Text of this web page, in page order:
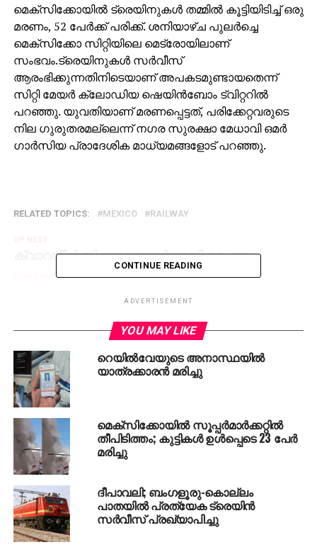
മെക്‌സിക്കോയില്‍ ട്രെയിനുകള്‍ തമ്മില്‍ കൂട്ടിയിടിച്ച്‌ ഒരു
മരണം, 52 പേര്‍ക്ക് പരിക്ക്. ശനിയാഴ്ച പുലര്‍ച്ചെ
മെക്സിക്കോ സിറ്റിയിലെ മെട്രോയിലാണ്
സംഭവം.ട്രെയിനുകള്‍ സര്‍വീസ്
ആരംഭിക്കുന്നതിനിടെയാണ് അപകടമുണ്ടായതെന്ന്
സിറ്റി മേയര്‍ ക്ലോഡിയ ഷെയിന്‍ബോം ട്വിറ്ററില്‍
പറഞ്ഞു. യുവതിയാണ് മരണപ്പെട്ടത്, പരിക്കേറ്റവരുടെ
നില ഗുരുതരമല്ലെന്ന് നഗര സുരക്ഷാ മേധാവി ഒമര്‍
ഗാര്‍സിയ പ്രാദേശിക മാധ്യമങ്ങളോട് പറഞ്ഞു.
RELATED TOPICS: MEXICO RAILWAY
ക്വാറന്റീന്‍ നിബന്ധന ഒഴിവാക്കി ചൈന
DON'T MISS
CONTINUE READING
ADVERTISEMENT
YOU MAY LIKE
റെയില്‍വേയുടെ അനാസ്ഥയില്‍
യാത്രക്കാരന്‍ മരിച്ചു
മെക്‌സിക്കോയില്‍ സൂപ്പര്‍മാര്‍ക്കറ്റില്‍
തീപിടിത്തം; കുട്ടികള്‍ ഉള്‍പ്പെടെ 23 പേര്‍
മരിച്ചു
ദീപാവലി; ബംഗളൂരു-കൊല്ലം
പാതയില്‍ പ്രത്യേക ട്രെയിന്‍
സര്‍വീസ് പ്രഖ്യാപിച്ചു